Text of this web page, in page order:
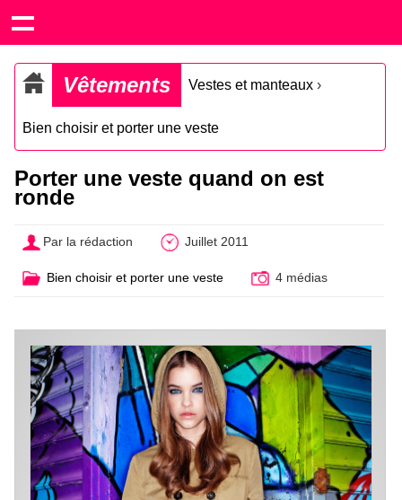
Vêtements Vestes et manteaux ›
Bien choisir et porter une veste
Porter une veste quand on est
ronde
Par la rédaction Juillet 2011
Bien choisir et porter une veste 4 médias